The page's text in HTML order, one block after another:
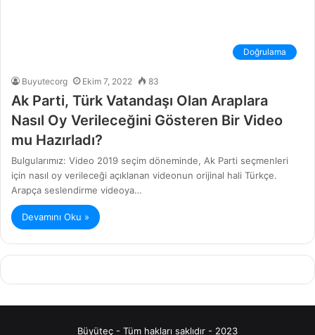
Doğrulama
Buyutecorg Ekim 7, 2022 83
Ak Parti, Türk Vatandaşı Olan Araplara
Nasıl Oy Verileceğini Gösteren Bir Video
mu Hazırladı?
Bulgularımız: Video 2019 seçim döneminde, Ak Parti seçmenleri
için nasıl oy verileceği açıklanan videonun orijinal hali Türkçe.
Arapça seslendirme videoya…
Devamını Oku »
Büyüteç - Tüm hakları saklıdır - 2023